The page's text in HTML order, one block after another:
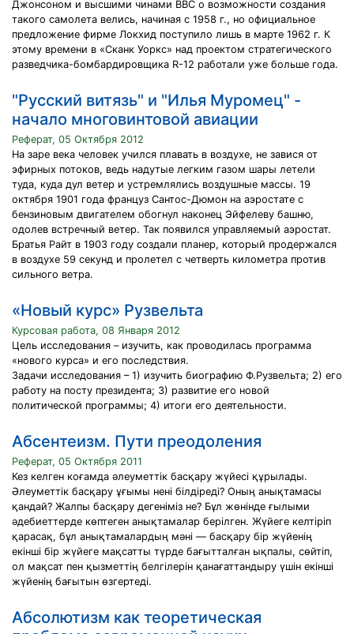
Джонсоном и высшими чинами ВВС о возможности создания
такого самолета велись, начиная с 1958 г., но официальное
предложение фирме Локхид поступило лишь в марте 1962 г. К
этому времени в «Сканк Уоркс» над проектом стратегического
разведчика-бомбардировщика R-12 работали уже больше года.
"Русский витязь" и "Илья Муромец" -
начало многовинтовой авиации
Реферат, 05 Октября 2012
На заре века человек учился плавать в воздухе, не завися от
эфирных потоков, ведь надутые легким газом шары летели
туда, куда дул ветер и устремлялись воздушные массы. 19
октября 1901 года француз Сантос-Дюмон на аэростате с
бензиновым двигателем обогнул наконец Эйфелеву башню,
одолев встречный ветер. Так появился управляемый аэростат.
Братья Райт в 1903 году создали планер, который продержался
в воздухе 59 секунд и пролетел с четверть километра против
сильного ветра.
«Новый курс» Рузвельта
Курсовая работа, 08 Января 2012
Цель исследования – изучить, как проводилась программа
«нового курса» и его последствия.
Задачи исследования – 1) изучить биографию Ф.Рузвельта; 2) его
работу на посту президента; 3) развитие его новой
политической программы; 4) итоги его деятельности.
Абсентеизм. Пути преодоления
Реферат, 05 Октября 2011
Кез келген коғамда әлеуметтік басқару жүйесі құрылады.
Әлеуметтік басқару ұғымы нені білдіреді? Оның анықтамасы
қандай? Жалпы басқару дегеніміз не? Бұл жөнінде ғылыми
әдебиеттерде көптеген анықтамалар берілген. Жүйеге келтіріп
қарасақ, бұл анықтамалардың мәні — басқару бір жүйенің
екінші бір жүйеге мақсатты түрде бағытталған ықпалы, сөйтіп,
ол мақсат пен қызметтің белгілерін қанағаттандыру үшін екінші
жүйенің бағытын өзгертеді.
Абсолютизм как теоретическая